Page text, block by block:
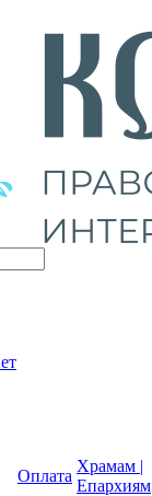
Оплата
Храмам |
Епархиям